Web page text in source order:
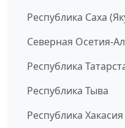
Республика Саха
Северная Осетия-
Республика
Республика Тыва
Республика Хакасия